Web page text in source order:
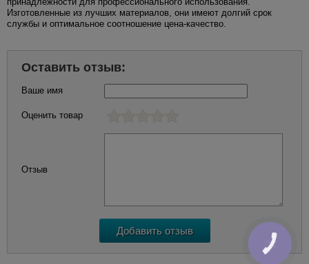
Изготовленные из лучших материалов, они имеют долгий срок
службы и оптимальное соотношение цена-качество.
Оставить отзыв:
Ваше имя
Оценить товар
Отзыв
КНОПКА
ЗВ'ЯЗКУ